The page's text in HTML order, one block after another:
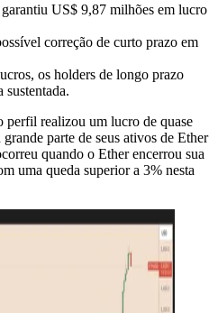
US$ 9,87 milhões em lucro
correção de curto prazo em
os holders de longo prazo
sustentada.
perfil realizou um lucro de quase
parte de seus ativos de Ether
quando o Ether encerrou sua
uma queda superior a 3% nesta